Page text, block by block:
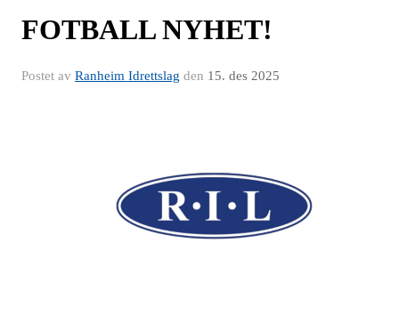
FOTBALL NYHET!
Postet av Ranheim Idrettslag den 15. des 2025